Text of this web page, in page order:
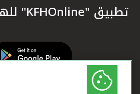
تطبيق "KFHOnline" للهواتف الذكية